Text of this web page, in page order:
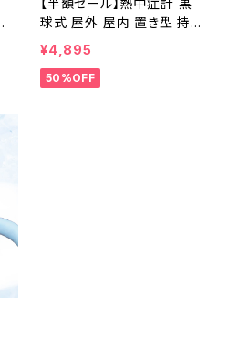
【半額セール】熱中症計 黒
球式 屋外 屋内 置き型 持ち
運び 熱中症 予防 対策 暑
さ指数 指数計 測定 計測
黒球式熱中症指数計 WGB
¥4,895
50%OFF